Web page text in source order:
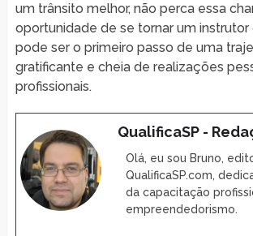
um trânsito melhor, não perca essa
oportunidade de se tornar um
pode ser o primeiro passo de uma
gratificante e cheia de realizações
profissionais.
QualificaSP -
Olá, eu sou Bruno,
QualificaSP.com,
da capacitação
empreendedorismo.